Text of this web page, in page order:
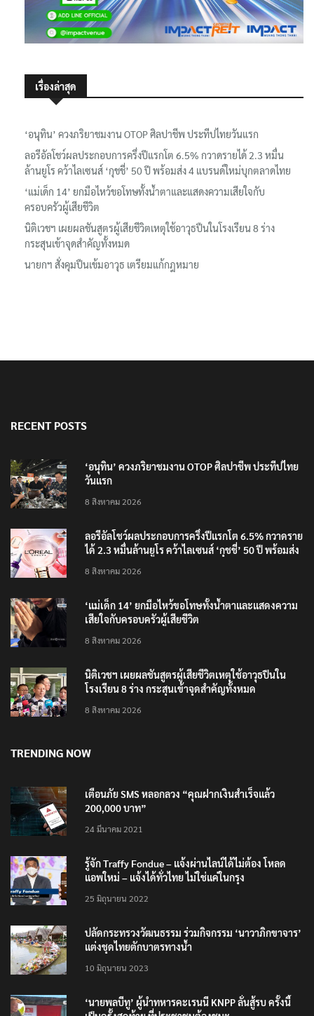
เรื่องล่าสุด
‘อนุทิน’ ควงภริยาชมงาน OTOP ศิลปาชีพ ประทีปไทยวันแรก
ลอรีอัลโชว์ผลประกอบการครึ่งปีแรกโต 6.5% กวาดรายได้ 2.3 หมื่น
ล้านยูโร คว้าไลเซนส์ ‘กุชชี่’ 50 ปี พร้อมส่ง 4 แบรนด์ใหม่บุกตลาดไทย
‘แม่เด็ก 14’ ยกมือไหว้ขอโทษทั้งน้ำตาและแสดงความเสียใจกับ
ครอบครัวผู้เสียชีวิต
นิติเวชฯ เผยผลชันสูตรผู้เสียชีวิตเหตุใช้อาวุธปืนในโรงเรียน 8 ร่าง
กระสุนเข้าจุดสำคัญทั้งหมด
นายกฯ สั่งคุมปืนเข้มอาวุธ เตรียมแก้กฎหมาย
RECENT POSTS
‘อนุทิน’ ควงภริยาชมงาน OTOP ศิลปาชีพ ประทีปไทย
วันแรก
8 สิงหาคม 2026
ลอรีอัลโชว์ผลประกอบการครึ่งปีแรกโต 6.5% กวาดราย
ได้ 2.3 หมื่นล้านยูโร คว้าไลเซนส์ ‘กุชชี่’ 50 ปี พร้อมส่ง
8 สิงหาคม 2026
‘แม่เด็ก 14’ ยกมือไหว้ขอโทษทั้งน้ำตาและแสดงความ
เสียใจกับครอบครัวผู้เสียชีวิต
8 สิงหาคม 2026
นิติเวชฯ เผยผลชันสูตรผู้เสียชีวิตเหตุใช้อาวุธปืนใน
โรงเรียน 8 ร่าง กระสุนเข้าจุดสำคัญทั้งหมด
8 สิงหาคม 2026
TRENDING NOW
เตือนภัย SMS หลอกลวง “คุณฝากเงินสำเร็จแล้ว
200,000 บาท”
24 มีนาคม 2021
รู้จัก Traffy Fondue – แจ้งผ่านไลน์ได้ไม่ต้อง โหลด
แอพใหม่ – แจ้งได้ทั่วไทย ไม่ใช่แค่ในกรุง
25 มิถุนายน 2022
ปลัดกระทรวงวัฒนธรรม ร่วมกิจกรรม ‘นาวาภิกขาจาร’
แต่งชุดไทยตักบาตรทางน้ำ
10 มิถุนายน 2023
‘นายพลบีทู’ ผู้นำทหารคะเรนนี KNPP ลั่นสู้รบ ครั้งนี้